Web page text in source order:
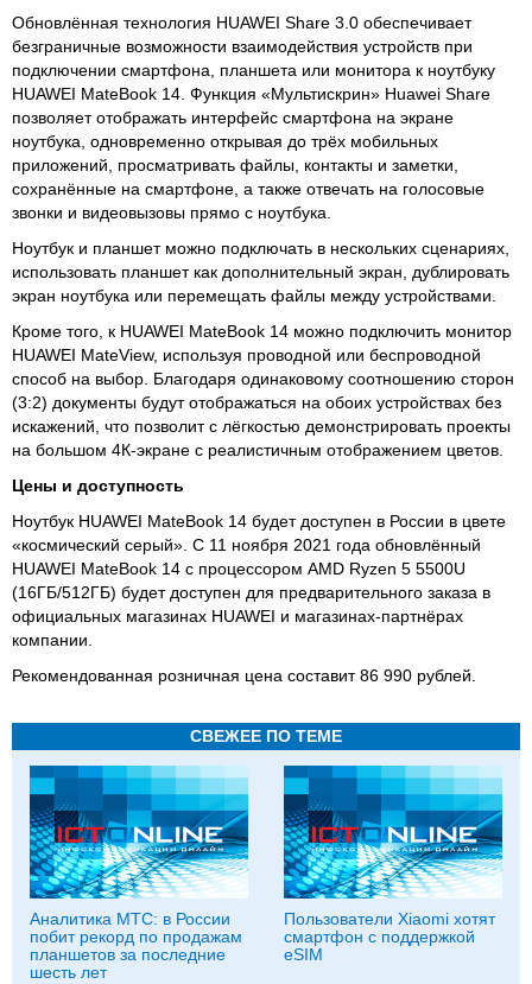
Обновлённая технология HUAWEI Share 3.0 обеспечивает
безграничные возможности взаимодействия устройств при
подключении смартфона, планшета или монитора к ноутбуку
HUAWEI MateBook 14. Функция «Мультискрин» Huawei Share
позволяет отображать интерфейс смартфона на экране
ноутбука, одновременно открывая до трёх мобильных
приложений, просматривать файлы, контакты и заметки,
сохранённые на смартфоне, а также отвечать на голосовые
звонки и видеовызовы прямо с ноутбука.
Ноутбук и планшет можно подключать в нескольких сценариях,
использовать планшет как дополнительный экран, дублировать
экран ноутбука или перемещать файлы между устройствами.
Кроме того, к HUAWEI MateBook 14 можно подключить монитор
HUAWEI MateView, используя проводной или беспроводной
способ на выбор. Благодаря одинаковому соотношению сторон
(3:2) документы будут отображаться на обоих устройствах без
искажений, что позволит с лёгкостью демонстрировать проекты
на большом 4К-экране с реалистичным отображением цветов.
Цены и доступность
Ноутбук HUAWEI MateBook 14 будет доступен в России в цвете
«космический серый». С 11 ноября 2021 года обновлённый
HUAWEI MateBook 14 с процессором AMD Ryzen 5 5500U
(16ГБ/512ГБ) будет доступен для предварительного заказа в
официальных магазинах HUAWEI и магазинах-партнёрах
компании.
Рекомендованная розничная цена составит 86 990 рублей.
СВЕЖЕЕ ПО ТЕМЕ
Аналитика МТС: в России
побит рекорд по продажам
планшетов за последние
шесть лет
Пользователи Xiaomi хотят
смартфон с поддержкой
eSIM